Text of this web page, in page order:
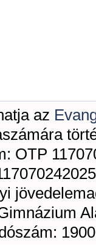
az
OTP